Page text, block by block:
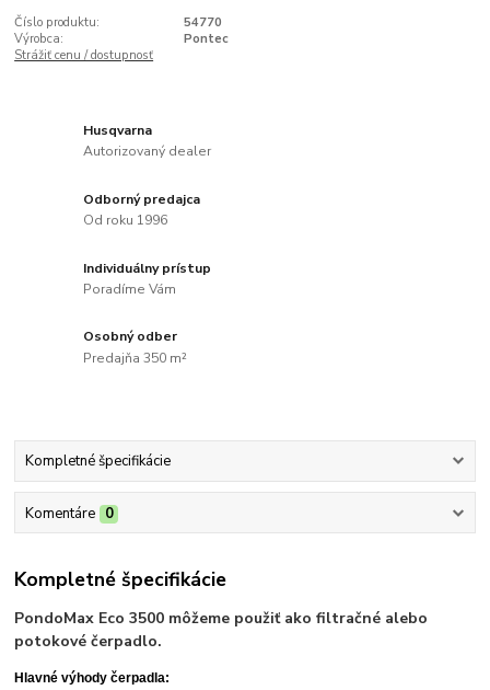
Číslo produktu:
54770
Výrobca:
Pontec
Strážiť cenu / dostupnosť
Husqvarna
Autorizovaný dealer
Odborný predajca
Od roku 1996
Individuálny prístup
Poradíme Vám
Osobný odber
Predajňa 350 m²
Kompletné špecifikácie
Komentáre 0
Kompletné špecifikácie
PondoMax Eco 3500 môžeme použiť ako filtračné alebo
potokové čerpadlo.
Hlavné výhody čerpadla: